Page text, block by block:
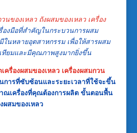
นของเหลว ถังผสมของเหลว เครื่อง
องมือที่สำคัญในกระบวนการผสม
ในหลายอุตสาหกรรม เพื่อให้สารผสม
ทียมและมีคุณภาพสูงมากยิ่งขึ้น
ครื่องผสมของเหลว เครื่องผสมกวน
การที่ซับซ้อนและระยะเวลาที่ใช้จะขึ้น
ณเครื่องที่คุณต้องการผลิต ขั้นตอนพื้น
ผสมของเหลว